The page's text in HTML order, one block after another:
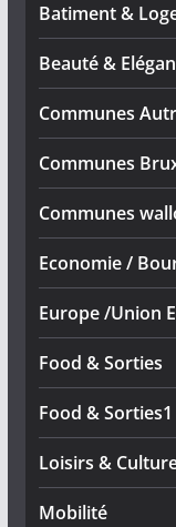
Batiment &
Beauté &
Communes
Communes
Communes
Economie /
Europe /Union
Food & Sorties
Food & Sorties1
Loisirs &
Mobilité